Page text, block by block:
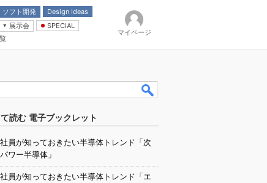
ソフト開発
Design Ideas
展示会
SPECIAL
マイページ
読む 電子ブックレット
員が知っておきたい半導体トレンド「次
ワー半導体」
員が知っておきたい半導体トレンド「エ